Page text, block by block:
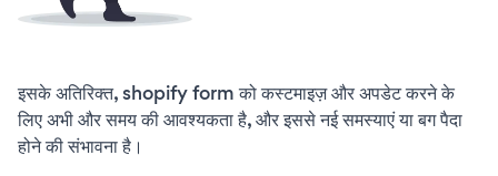
इसके अतिरिक्त, shopify form को कस्टमाइज़ और अपडेट करने के
लिए अभी और समय की आवश्यकता है, और इससे नई समस्याएं या बग पैदा
होने की संभावना है।